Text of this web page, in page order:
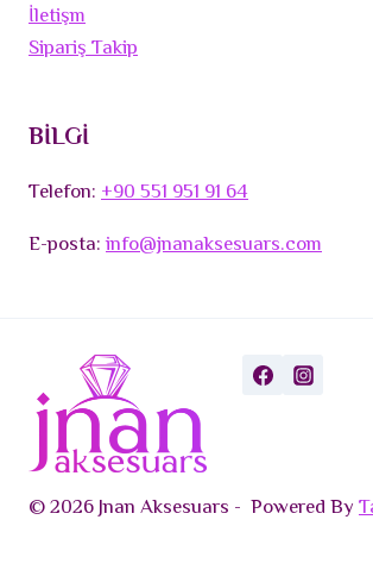
İletişm
Sipariş Takip
BİLGİ
Telefon:+90 551 951 91 64
E-posta:info@jnanaksesuars.com
© 2026 Jnan Aksesuars - Powered By